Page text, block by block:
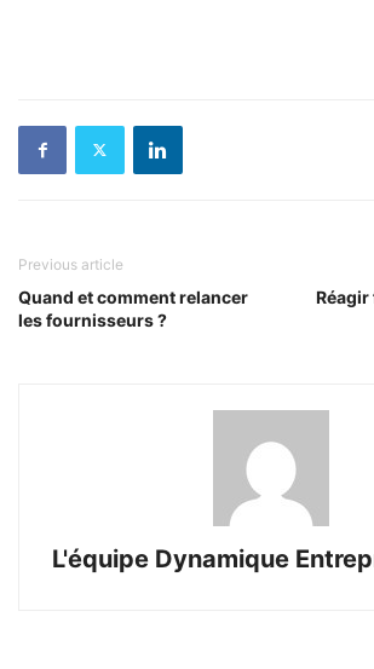
Previous article
Quand et comment relancer
les fournisseurs ?
Réagir
L'équipe Dynamique